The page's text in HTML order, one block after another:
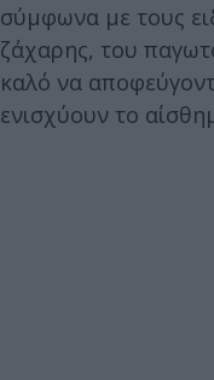
σύμφωνα με τους
ζάχαρης, του
καλό να
ενισχύουν το